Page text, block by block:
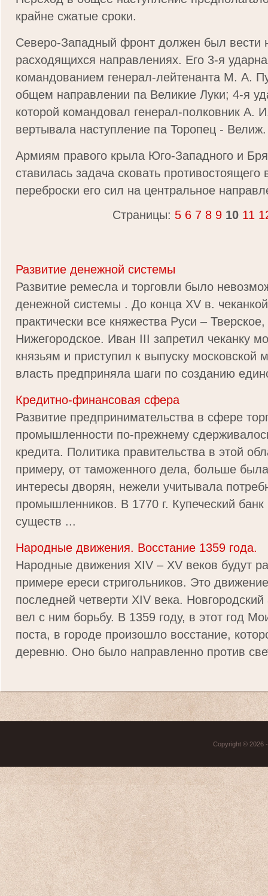
крайне сжатые сроки.
Северо-Западный фронт должен был вести
расходящихся направлениях. Его 3-я
командованием генерал-лейтенанта М. А.
общем направлении па Великие Луки; 4-я
которой командовал генерал-полковник А.
вертывала наступление па Торопец - Велиж.
Армиям правого крыла Юго-Западного и
ставилась задача сковать противостоящего
переброски его сил на центральное
Страницы: 5 6 7 8 9 10 11
Развитие денежной системы
Развитие ремесла и торговли было
денежной системы . До конца XV в.
практически все княжества Руси –
Нижегородское. Иван III запретил чеканку
князьям и приступил к выпуску московской
власть предприняла шаги по созданию
Кредитно-финансовая сфера
Развитие предпринимательства в сфере
промышленности по-прежнему
кредита. Политика правительства в этой
примеру, от таможенного дела, больше
интересы дворян, нежели учитывала
промышленников. В 1770 г. Купеческий банк
существ ...
Народные движения. Восстание 1359 года.
Народные движения XIV – XV веков будут
примере ереси стригольников. Это
последней четверти XIV века.
вел с ним борьбу. В 1359 году, в этот год
поста, в городе произошло восстание,
деревню. Оно было направленно против
Copyright © 2026